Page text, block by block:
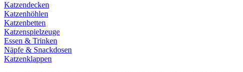
Katzendecken
Katzenhöhlen
Katzenbetten
Katzenspielzeuge
Essen & Trinken
Näpfe & Snackdosen
Katzenklappen